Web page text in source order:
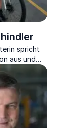
spricht
aus und
und
Ziele zu